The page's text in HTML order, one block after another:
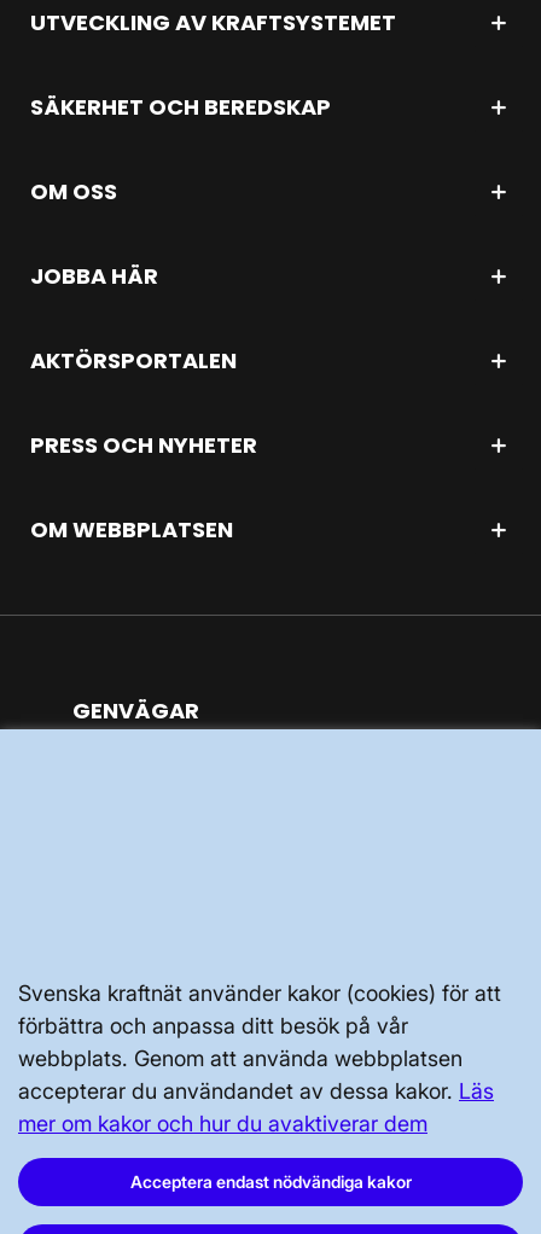
Svenska kraftnät använder kakor (cookies) för att
förbättra och anpassa ditt besök på vår
webbplats. Genom att använda webbplatsen
accepterar du användandet av dessa kakor. Läs
mer om kakor och hur du avaktiverar dem
Acceptera endast nödvändiga kakor
UTVECKLING AV KRAFTSYSTEMET
SÄKERHET OCH BEREDSKAP
OM OSS
JOBBA HÄR
AKTÖRSPORTALEN
PRESS OCH NYHETER
OM WEBBPLATSEN
Svenska kraftnät, Box 1200, 172 24
Sundbyberg
Tel: 010-475 80 00
GENVÄGAR